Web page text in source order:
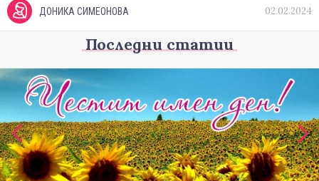
ДОНИКА СИМЕОНОВА 02.02.2024
Последни статии